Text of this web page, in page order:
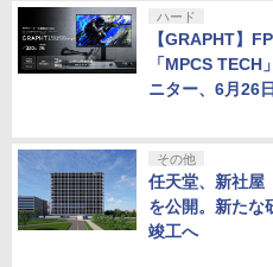
ハード
【GRAPHT】
「MPCS
ニター、6月26
その他
任天堂、新社屋
を公開。新たな
竣工へ